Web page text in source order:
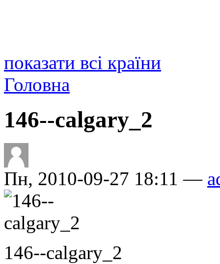
показати всі країни
Головна
146--calgary_2
Пн, 2010-09-27 18:11 —
146--calgary_2